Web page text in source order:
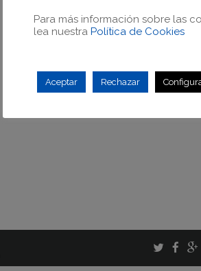
Para más información sobre las
lea nuestra Política de Cookies
Aceptar Rechazar